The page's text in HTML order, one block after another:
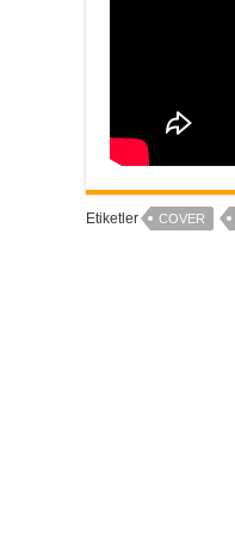
Etiketler COVER